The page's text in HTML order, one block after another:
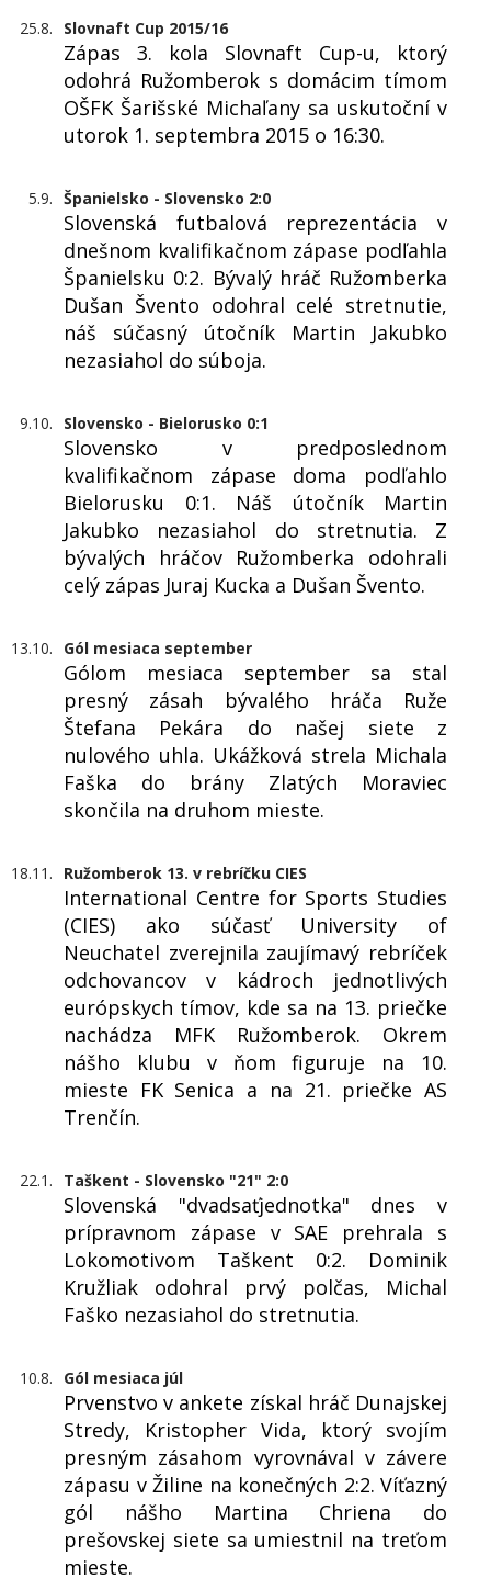
25.8. Slovnaft Cup 2015/16
Zápas 3. kola Slovnaft Cup-u, ktorý
odohrá Ružomberok s domácim tímom
OŠFK Šarišské Michaľany sa uskutoční v
utorok 1. septembra 2015 o 16:30.
5.9. Španielsko - Slovensko 2:0
Slovenská futbalová reprezentácia v
dnešnom kvalifikačnom zápase podľahla
Španielsku 0:2. Bývalý hráč Ružomberka
Dušan Švento odohral celé stretnutie,
náš súčasný útočník Martin Jakubko
nezasiahol do súboja.
9.10. Slovensko - Bielorusko 0:1
Slovensko v predposlednom
kvalifikačnom zápase doma podľahlo
Bielorusku 0:1. Náš útočník Martin
Jakubko nezasiahol do stretnutia. Z
bývalých hráčov Ružomberka odohrali
celý zápas Juraj Kucka a Dušan Švento.
13.10. Gól mesiaca september
Gólom mesiaca september sa stal
presný zásah bývalého hráča Ruže
Štefana Pekára do našej siete z
nulového uhla. Ukážková strela Michala
Faška do brány Zlatých Moraviec
skončila na druhom mieste.
18.11. Ružomberok 13. v rebríčku CIES
International Centre for Sports Studies
(CIES) ako súčasť University of
Neuchatel zverejnila zaujímavý rebríček
odchovancov v kádroch jednotlivých
európskych tímov, kde sa na 13. priečke
nachádza MFK Ružomberok. Okrem
nášho klubu v ňom figuruje na 10.
mieste FK Senica a na 21. priečke AS
Trenčín.
22.1. Taškent - Slovensko "21" 2:0
Slovenská "dvadsaťjednotka" dnes v
prípravnom zápase v SAE prehrala s
Lokomotivom Taškent 0:2. Dominik
Kružliak odohral prvý polčas, Michal
Faško nezasiahol do stretnutia.
10.8. Gól mesiaca júl
Prvenstvo v ankete získal hráč Dunajskej
Stredy, Kristopher Vida, ktorý svojím
presným zásahom vyrovnával v závere
zápasu v Žiline na konečných 2:2. Víťazný
gól nášho Martina Chriena do
prešovskej siete sa umiestnil na treťom
mieste.